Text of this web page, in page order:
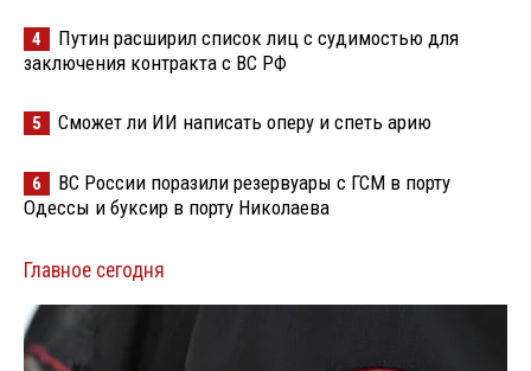
4
Путин расширил список лиц с судимостью для
заключения контракта с ВС РФ
5 Сможет ли ИИ написать оперу и спеть арию
6
ВС России поразили резервуары с ГСМ в порту
Одессы и буксир в порту Николаева
Главное сегодня